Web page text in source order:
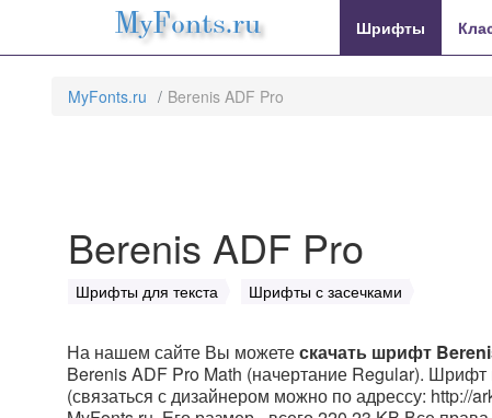
MyFonts.ru Шрифты
MyFonts.ru Berenis ADF Pro
Berenis ADF Pro
Шрифты для текста Шрифты с засечками
На нашем сайте Вы можетескачать шрифт
Berenis ADF Pro Math (начертание Regular).
(связаться с дизайнером можно по адрессу: http://